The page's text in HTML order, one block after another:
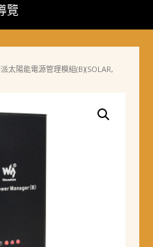
覽
太陽能電源管理模組(B)(SOLAR,